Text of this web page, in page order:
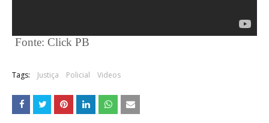
Fonte: Click PB
Tags: Justiça Policial Videos